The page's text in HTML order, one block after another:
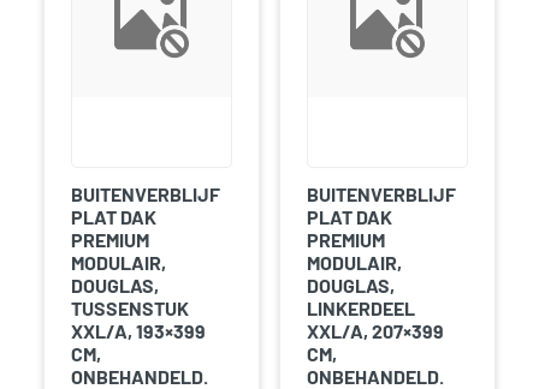
BUITENVERBLIJF
PLAT DAK
PREMIUM
MODULAIR,
DOUGLAS,
TUSSENSTUK
XXL/A, 193×399
CM,
ONBEHANDELD.
BUITENVERBLIJF
PLAT DAK
PREMIUM
MODULAIR,
DOUGLAS,
LINKERDEEL
XXL/A, 207×399
CM,
ONBEHANDELD.